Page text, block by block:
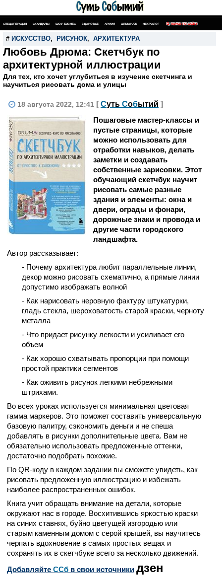
СПЕЦОПЕРАЦИЯ СКАНДАЛЫ ШОУ-БИЗНЕС ЗДОРОВЬЕ АРМИЯ ШПИОНАЖ НЕКРОЛОГ ПОИСК ПО САЙТУ
# ИСКУССТВО, РИСУНОК, АРХИТЕКТУРА
Любовь Дрюма: Скетчбук по
архитектурной иллюстрации
Для тех, кто хочет углубиться в изучение скетчинга и
научиться рисовать дома и улицы
18 августа 2022, 12:41 [ Суть Событий ]
Пошаговые мастер-классы и
пустые страницы, которые
можно использовать для
отработки навыков, делать
заметки и создавать
собственные зарисовки. Этот
обучающий скетчбук научит
рисовать самые разные
здания и элементы: окна и
двери, ограды и фонари,
дорожные знаки и провода и
другие части городского
ландшафта.
Автор рассказывает:
- Почему архитектура любит параллельные линии,
декор можно рисовать схематично, а прямые линии
допустимо изображать волной
- Как нарисовать неровную фактуру штукатурки,
гладь стекла, шероховатость старой краски, черноту
металла
- Что придает рисунку легкости и усиливает его
объем
- Как хорошо схватывать пропорции при помощи
простой практики сегментов
- Как оживить рисунок легкими небрежными
штрихами.
Во всех уроках используется минимальная цветовая
гамма маркеров. Это поможет составить универсальную
базовую палитру, сэкономить деньги и не спеша
добавлять в рисунки дополнительные цвета. Вам не
обязательно использовать предложенные оттенки,
достаточно подобрать похожие.
По QR-коду в каждом задании вы сможете увидеть, как
рисовать предложенную иллюстрацию и избежать
наиболее распространенных ошибок.
Книга учит обращать внимание на детали, которые
окружают нас в городе. Восхитившись яркостью краски
на синих ставнях, буйно цветущей изгородью или
старым каменным домом с серой крышей, вы научитесь
черпать вдохновение в самых простых вещах и
сохранять их в скетчбуке всего за несколько движений.
Добавляйте CСб в свои источники дзен